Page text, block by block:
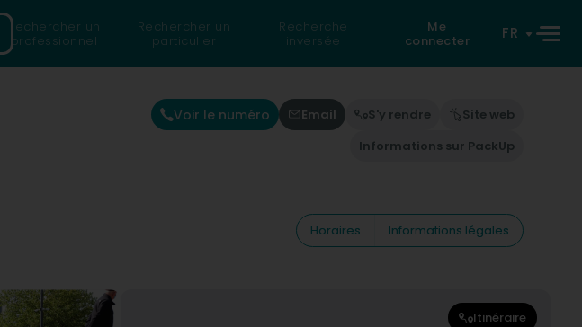
Rechercher un
professionnel
Rechercher un
particulier
Recherche
inversée
Me
connecter
FR
Voir le numéro Email S'y rendre
Site web
Informations sur PackUp
Horaires Informations légales
Itinéraire